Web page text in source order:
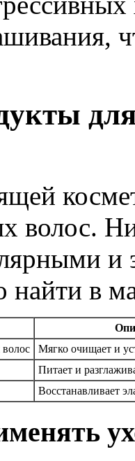
волос.
и
в
Мягко очищает и
Питает и
Восстанавливает